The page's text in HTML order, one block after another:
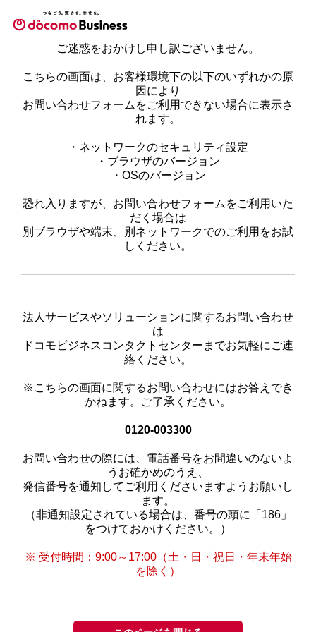
ご迷惑をおかけし申し訳ございません。
こちらの画面は、お客様環境下の以下のいずれかの原
因により
お問い合わせフォームをご利用できない場合に表示さ
れます。
・ネットワークのセキュリティ設定
・ブラウザのバージョン
・OSのバージョン
恐れ入りますが、お問い合わせフォームをご利用いた
だく場合は
別ブラウザや端末、別ネットワークでのご利用をお試
しください。
法人サービスやソリューションに関するお問い合わせ
は
ドコモビジネスコンタクトセンターまでお気軽にご連
絡ください。
※こちらの画面に関するお問い合わせにはお答えでき
かねます。ご了承ください。
0120-003300
お問い合わせの際には、電話番号をお間違いのないよ
うお確かめのうえ、
発信番号を通知してご利用くださいますようお願いし
ます。
（非通知設定されている場合は、番号の頭に「186」
をつけておかけください。）
※ 受付時間：9:00～17:00（土・日・祝日・年末年始
を除く）